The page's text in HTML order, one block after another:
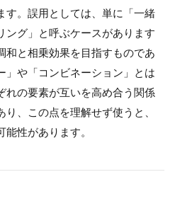
す。誤用としては、単に「一緒
ング」と呼ぶケースがあります
和と相乗効果を目指すものであ
」や「コンビネーション」とは
れの要素が互いを高め合う関係
、この点を理解せず使うと、
性があります。